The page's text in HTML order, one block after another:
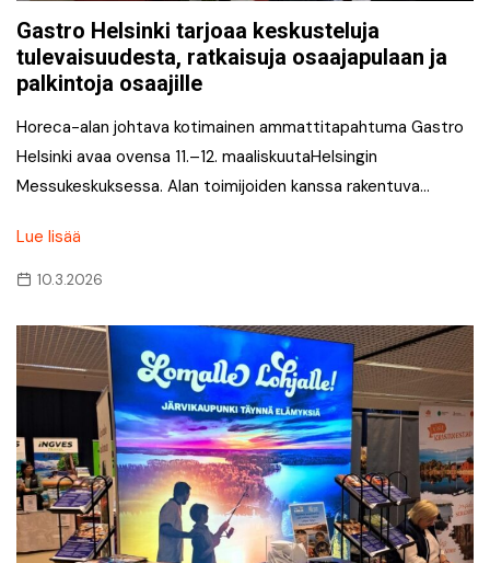
Gastro Helsinki tarjoaa keskusteluja
tulevaisuudesta, ratkaisuja osaajapulaan ja
palkintoja osaajille
Horeca-alan johtava kotimainen ammattitapahtuma Gastro
Helsinki avaa ovensa 11.–12. maaliskuutaHelsingin
Messukeskuksessa. Alan toimijoiden kanssa rakentuva…
Lue lisää
10.3.2026